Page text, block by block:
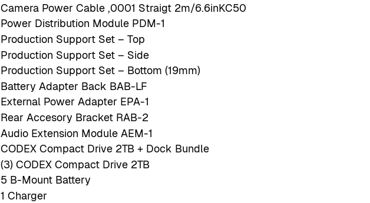
Camera Power Cable ,0001 Straigt 2m/6.6inKC50
Power Distribution Module PDM-1
Production Support Set – Top
Production Support Set – Side
Production Support Set – Bottom (19mm)
Battery Adapter Back BAB-LF
External Power Adapter EPA-1
Rear Accesory Bracket RAB-2
Audio Extension Module AEM-1
CODEX Compact Drive 2TB + Dock Bundle
(3) CODEX Compact Drive 2TB
5 B-Mount Battery
1 Charger